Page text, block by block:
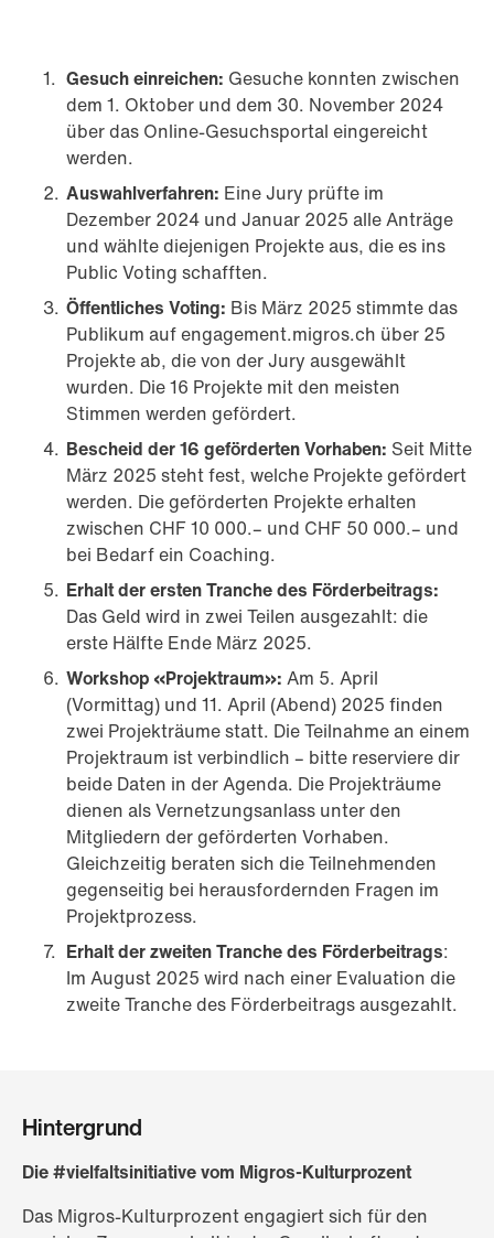
Gesuch einreichen: Gesuche konnten zwischen
dem 1. Oktober und dem 30. November 2024
über das Online-Gesuchsportal eingereicht
werden.
Auswahlverfahren: Eine Jury prüfte im
Dezember 2024 und Januar 2025 alle Anträge
und wählte diejenigen Projekte aus, die es ins
Public Voting schafften.
Öffentliches Voting: Bis März 2025 stimmte das
Publikum auf engagement.migros.ch über 25
Projekte ab, die von der Jury ausgewählt
wurden. Die 16 Projekte mit den meisten
Stimmen werden gefördert.
Bescheid der 16 geförderten Vorhaben: Seit Mitte
März 2025 steht fest, welche Projekte gefördert
werden. Die geförderten Projekte erhalten
zwischen CHF 10 000.– und CHF 50 000.– und
bei Bedarf ein Coaching.
Erhalt der ersten Tranche des Förderbeitrags:
Das Geld wird in zwei Teilen ausgezahlt: die
erste Hälfte Ende März 2025.
Workshop «Projektraum»: Am 5. April
(Vormittag) und 11. April (Abend) 2025 finden
zwei Projekträume statt. Die Teilnahme an einem
Projektraum ist verbindlich – bitte reserviere dir
beide Daten in der Agenda. Die Projekträume
dienen als Vernetzungsanlass unter den
Mitgliedern der geförderten Vorhaben.
Gleichzeitig beraten sich die Teilnehmenden
gegenseitig bei herausfordernden Fragen im
Projektprozess.
Erhalt der zweiten Tranche des Förderbeitrags:
Im August 2025 wird nach einer Evaluation die
zweite Tranche des Förderbeitrags ausgezahlt.
Hintergrund
Die #vielfaltsinitiative vom Migros-Kulturprozent
Das Migros-Kulturprozent engagiert sich für den